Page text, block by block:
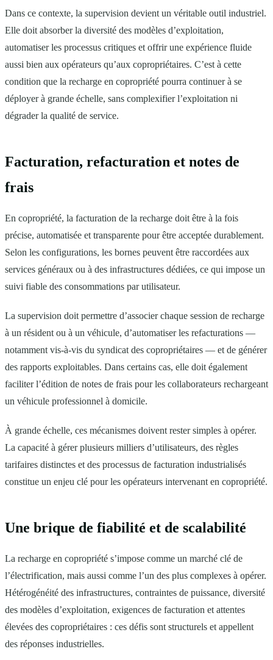
Dans ce contexte, la supervision devient un véritable outil industriel.
Elle doit absorber la diversité des modèles d’exploitation,
automatiser les processus critiques et offrir une expérience fluide
aussi bien aux opérateurs qu’aux copropriétaires. C’est à cette
condition que la recharge en copropriété pourra continuer à se
déployer à grande échelle, sans complexifier l’exploitation ni
dégrader la qualité de service.
Facturation, refacturation et notes de
frais
En copropriété, la facturation de la recharge doit être à la fois
précise, automatisée et transparente pour être acceptée durablement.
Selon les configurations, les bornes peuvent être raccordées aux
services généraux ou à des infrastructures dédiées, ce qui impose un
suivi fiable des consommations par utilisateur.
La supervision doit permettre d’associer chaque session de recharge
à un résident ou à un véhicule, d’automatiser les refacturations —
notamment vis-à-vis du syndicat des copropriétaires — et de générer
des rapports exploitables. Dans certains cas, elle doit également
faciliter l’édition de notes de frais pour les collaborateurs rechargeant
un véhicule professionnel à domicile.
À grande échelle, ces mécanismes doivent rester simples à opérer.
La capacité à gérer plusieurs milliers d’utilisateurs, des règles
tarifaires distinctes et des processus de facturation industrialisés
constitue un enjeu clé pour les opérateurs intervenant en copropriété.
Une brique de fiabilité et de scalabilité
La recharge en copropriété s’impose comme un marché clé de
l’électrification, mais aussi comme l’un des plus complexes à opérer.
Hétérogénéité des infrastructures, contraintes de puissance, diversité
des modèles d’exploitation, exigences de facturation et attentes
élevées des copropriétaires : ces défis sont structurels et appellent
des réponses industrielles.